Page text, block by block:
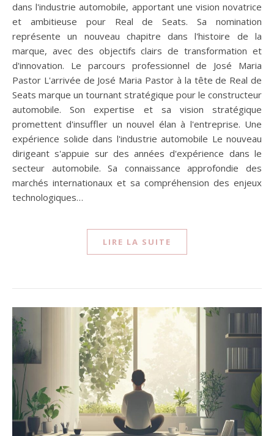
dans l'industrie automobile, apportant une vision novatrice
et ambitieuse pour Real de Seats. Sa nomination
représente un nouveau chapitre dans l'histoire de la
marque, avec des objectifs clairs de transformation et
d'innovation. Le parcours professionnel de José Maria
Pastor L'arrivée de José Maria Pastor à la tête de Real de
Seats marque un tournant stratégique pour le constructeur
automobile. Son expertise et sa vision stratégique
promettent d'insuffler un nouvel élan à l'entreprise. Une
expérience solide dans l'industrie automobile Le nouveau
dirigeant s'appuie sur des années d'expérience dans le
secteur automobile. Sa connaissance approfondie des
marchés internationaux et sa compréhension des enjeux
technologiques…
LIRE LA SUITE